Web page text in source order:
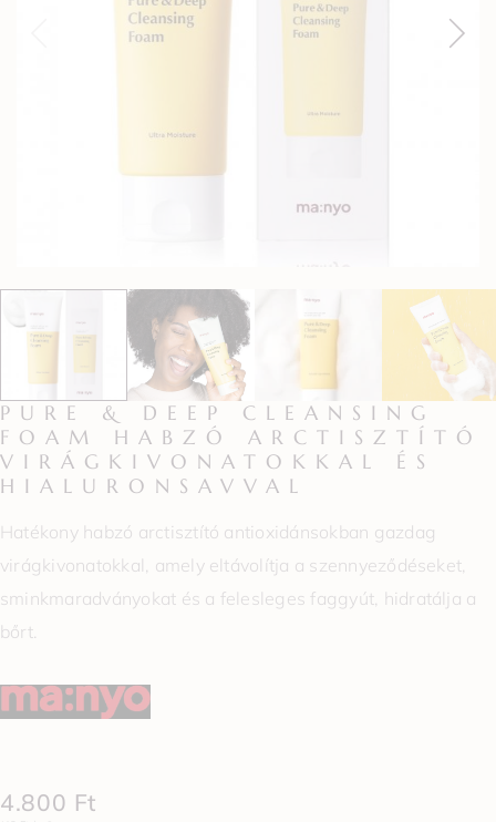
PURE & DEEP CLEANSING
FOAM HABZÓ ARCTISZTÍTÓ
VIRÁGKIVONATOKKAL ÉS
HIALURONSAVVAL
Hatékony habzó arctisztító antioxidánsokban gazdag
virágkivonatokkal, amely eltávolítja a szennyeződéseket,
sminkmaradványokat és a felesleges faggyút, hidratálja a
bőrt.
4.800 Ft